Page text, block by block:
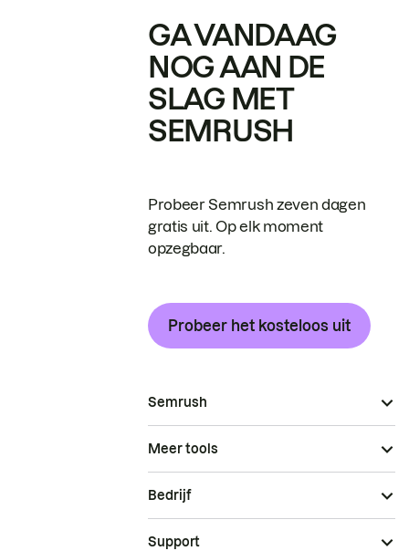
GA VANDAAG
NOG AAN DE
SLAG MET
SEMRUSH
Probeer Semrush zeven dagen
gratis uit. Op elk moment
opzegbaar.
Probeer het kosteloos uit
Semrush
Meer tools
Bedrijf
Support